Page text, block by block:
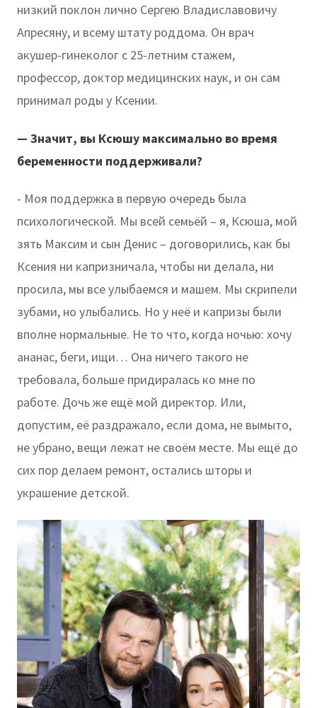
низкий поклон лично Сергею Владиславовичу
Апресяну, и всему штату роддома. Он врач
акушер-гинеколог с 25-летним стажем,
профессор, доктор медицинских наук, и он сам
принимал роды у Ксении.
— Значит, вы Ксюшу максимально во время
беременности поддерживали?
- Моя поддержка в первую очередь была
психологической. Мы всей семьёй – я, Ксюша, мой
зять Максим и сын Денис – договорились, как бы
Ксения ни капризничала, чтобы ни делала, ни
просила, мы все улыбаемся и машем. Мы скрипели
зубами, но улыбались. Но у неё и капризы были
вполне нормальные. Не то что, когда ночью: хочу
ананас, беги, ищи… Она ничего такого не
требовала, больше придиралась ко мне по
работе. Дочь же ещё мой директор. Или,
допустим, её раздражало, если дома, не вымыто,
не убрано, вещи лежат не своём месте. Мы ещё до
сих пор делаем ремонт, остались шторы и
украшение детской.